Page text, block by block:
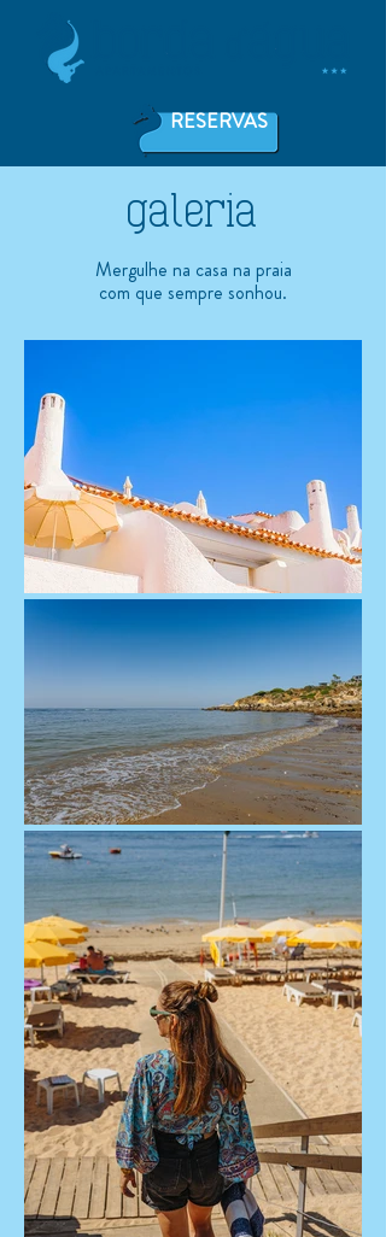
RESERVAS
galeria
Mergulhe na casa na praia
com que sempre sonhou.